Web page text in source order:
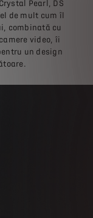
Pearl, DS
de mult cum îl
combinată cu
video, îi
un design